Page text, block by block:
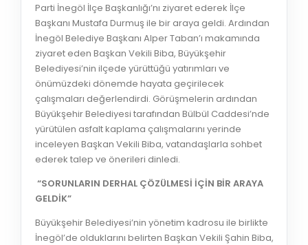
Parti İnegöl İlçe Başkanlığı’nı ziyaret ederek İlçe
Başkanı Mustafa Durmuş ile bir araya geldi. Ardından
İnegöl Belediye Başkanı Alper Taban’ı makamında
ziyaret eden Başkan Vekili Biba, Büyükşehir
Belediyesi’nin ilçede yürüttüğü yatırımları ve
önümüzdeki dönemde hayata geçirilecek
çalışmaları değerlendirdi. Görüşmelerin ardından
Büyükşehir Belediyesi tarafından Bülbül Caddesi’nde
yürütülen asfalt kaplama çalışmalarını yerinde
inceleyen Başkan Vekili Biba, vatandaşlarla sohbet
ederek talep ve önerileri dinledi.
“SORUNLARIN DERHAL ÇÖZÜLMESİ İÇİN BİR ARAYA
GELDİK”
Büyükşehir Belediyesi’nin yönetim kadrosu ile birlikte
İnegöl’de olduklarını belirten Başkan Vekili Şahin Biba,